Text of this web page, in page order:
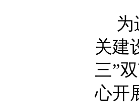
为
关建
三”
心开